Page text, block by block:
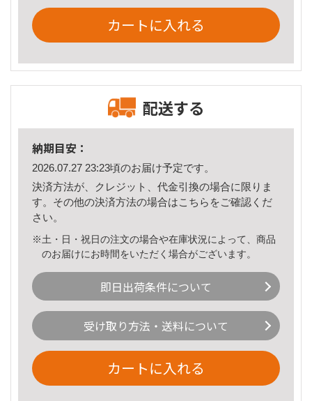
カートに入れる
配送する
納期目安：
2026.07.27 23:23頃のお届け予定です。
決済方法が、クレジット、代金引換の場合に限りま
す。その他の決済方法の場合はこちら をご確認くだ
さい。
※土・日・祝日の注文の場合や在庫状況によって、商品
のお届けにお時間をいただく場合がございます。
即日出荷条件について
受け取り方法・送料について
カートに入れる